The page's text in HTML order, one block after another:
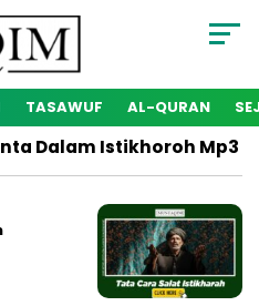
TASAWUF AL-QURAN
Dalam Istikhoroh Mp3